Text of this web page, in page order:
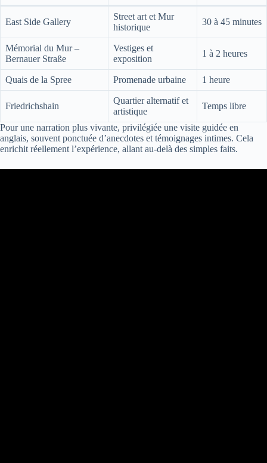
East Side Gallery
Street art et Mur
historique
30 à 45 minutes
Mémorial du Mur –
Bernauer Straße
Vestiges et
exposition
1 à 2 heures
Quais de la Spree Promenade urbaine 1 heure
Friedrichshain
Quartier alternatif et
artistique
Temps libre
Pour une narration plus vivante, privilégiée une visite guidée en
anglais, souvent ponctuée d’anecdotes et témoignages intimes. Cela
enrichit réellement l’expérience, allant au-delà des simples faits.